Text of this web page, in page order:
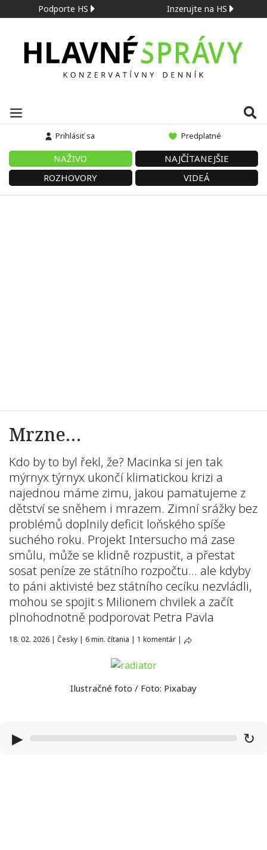
Podporte HS Inzerujte na HS
Prihlásiť sa Predplatné
NAŽIVO
NAJČÍTANEJŠIE
ROZHOVORY
VIDEÁ
Mrzne…
Kdo by to byl řekl, že? Macinka si jen tak
mýrnyx týrnyx ukončí klimatickou krizi a
najednou máme zimu, jakou pamatujeme z
dětství se sněhem i mrazem. Zimní srážky bez
problémů doplnily deficit loňského spíše
suchého roku. Projekt Intersucho má zase
smůlu, může se klidně rozpustit, a přestat
sosat peníze ze státního rozpočtu… ale kdyby
to páni aktivisté bez státního cecíku nezvládli,
mohou se spojit s Milionem chvilek a začít
plnohodnotně podporovat Petra Pavla
18. 02. 2026 | Česky | 6 min. čítania | 1 komentár |
Ilustračné foto / Foto: Pixabay
▶ ↻